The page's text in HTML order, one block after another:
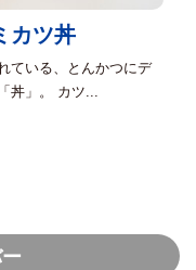
カツ丼
ている、とんかつにデ
丼」。 カツ...